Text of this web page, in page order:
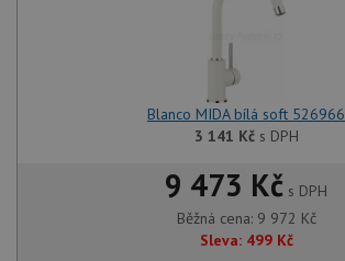
Blanco MIDA bílá soft 526966
3 141 Kčs DPH
9 473 Kč s DPH
Běžná cena: 9 972 Kč
Sleva: 499 Kč